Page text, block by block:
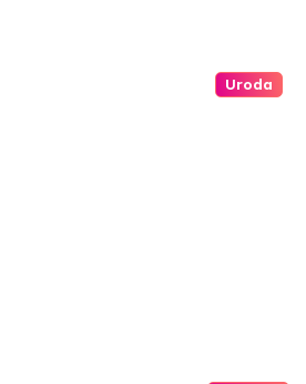
Uroda